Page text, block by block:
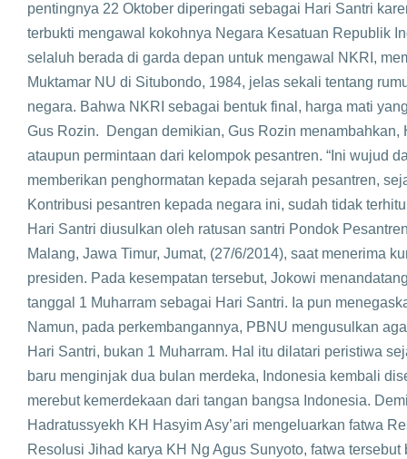
pentingnya 22 Oktober diperingati sebagai Hari Santri
terbukti mengawal kokohnya Negara Kesatuan Republik
selaluh berada di garda depan untuk mengawal NKRI,
Muktamar NU di Situbondo, 1984, jelas sekali tentang
negara. Bahwa NKRI sebagai bentuk final, harga mati
Gus Rozin. Dengan demikian, Gus Rozin
ataupun permintaan dari kelompok pesantren. “Ini wujud
memberikan penghormatan kepada sejarah pesantren,
Kontribusi pesantren kepada negara ini, sudah tidak
Hari Santri diusulkan oleh ratusan santri Pondok
Malang, Jawa Timur, Jumat, (27/6/2014), saat menerima
presiden. Pada kesempatan tersebut, Jokowi
tanggal 1 Muharram sebagai Hari Santri. Ia pun
Namun, pada perkembangannya, PBNU mengusulkan
Hari Santri, bukan 1 Muharram. Hal itu dilatari peristiwa
baru menginjak dua bulan merdeka, Indonesia kembali
merebut kemerdekaan dari tangan bangsa Indonesia.
Hadratussyekh KH Hasyim Asy’ari mengeluarkan fatwa
Resolusi Jihad karya KH Ng Agus Sunyoto, fatwa